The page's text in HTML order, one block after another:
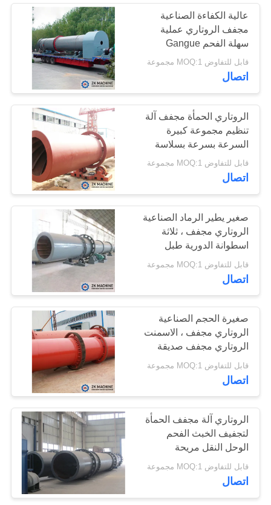
خريطة
الموقع
سياسة
الخصوصية
عالية الكفاءة الصناعية
مجفف الروتاري عملية
سهلة الفحم Gangue
الروتاري مجفف
قابل للتفاوض MOQ:1 مجموعة
اتصال
الروتاري الحمأة مجفف آلة
تنظيم مجموعة كبيرة
السرعة بسرعة بسلاسة
قابل للتفاوض MOQ:1 مجموعة
اتصال
صغير يطير الرماد الصناعية
الروتاري مجفف ، ثلاثة
اسطوانة الدورية طبل
مجفف
قابل للتفاوض MOQ:1 مجموعة
اتصال
صغيرة الحجم الصناعية
الروتاري مجفف ، الاسمنت
الروتاري مجفف صديقة
للبيئة
قابل للتفاوض MOQ:1 مجموعة
اتصال
الروتاري آلة مجفف الحمأة
لتجفيف الخبث الفحم
الوحل النقل مريحة
قابل للتفاوض MOQ:1 مجموعة
اتصال